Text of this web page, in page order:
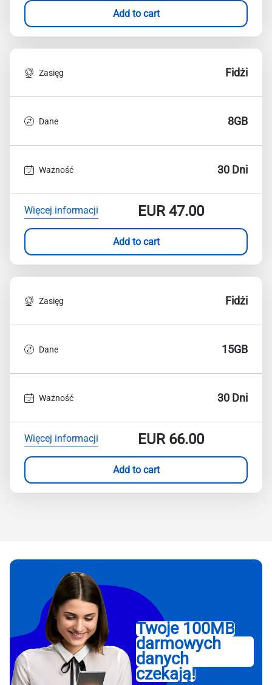
Add to cart
Zasięg Fidżi
Dane 8GB
Ważność 30 Dni
Więcej informacji EUR47.00
Add to cart
Zasięg Fidżi
Dane 15GB
Ważność 30 Dni
Więcej informacji EUR66.00
Add to cart
Twoje 100MB
darmowych
danych
czekają!